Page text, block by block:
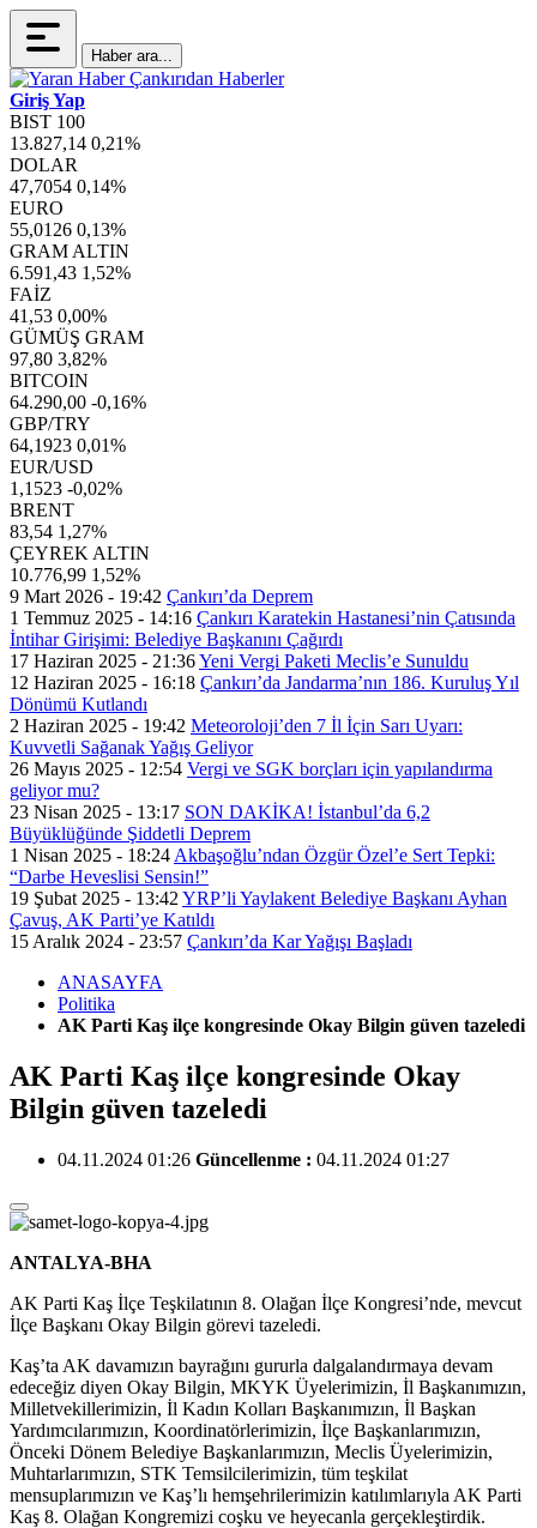
Haber ara...
Giriş Yap
BIST 100
13.827,14 0,21%
DOLAR
47,7054 0,14%
EURO
55,0126 0,13%
GRAM ALTIN
6.591,43 1,52%
FAİZ
41,53 0,00%
GÜMÜŞ GRAM
97,80 3,82%
BITCOIN
64.290,00 -0,16%
GBP/TRY
64,1923 0,01%
EUR/USD
1,1523 -0,02%
BRENT
83,54 1,27%
ÇEYREK ALTIN
10.776,99 1,52%
9 Mart 2026 - 19:42 Çankırı’da Deprem
1 Temmuz 2025 - 14:16 Çankırı Karatekin Hastanesi’nin Çatısında
İntihar Girişimi: Belediye Başkanını Çağırdı
17 Haziran 2025 - 21:36Yeni Vergi Paketi Meclis’e Sunuldu
12 Haziran 2025 - 16:18 Çankırı’da Jandarma’nın 186. Kuruluş Yıl
Dönümü Kutlandı
2 Haziran 2025 - 19:42 Meteoroloji’den 7 İl İçin Sarı Uyarı:
Kuvvetli Sağanak Yağış Geliyor
26 Mayıs 2025 - 12:54 Vergi ve SGK borçları için yapılandırma
geliyor mu?
23 Nisan 2025 - 13:17 SON DAKİKA! İstanbul’da 6,2
Büyüklüğünde Şiddetli Deprem
1 Nisan 2025 - 18:24 Akbaşoğlu’ndan Özgür Özel’e Sert Tepki:
“Darbe Heveslisi Sensin!”
19 Şubat 2025 - 13:42 YRP’li Yaylakent Belediye Başkanı Ayhan
Çavuş, AK Parti’ye Katıldı
15 Aralık 2024 - 23:57 Çankırı’da Kar Yağışı Başladı
ANASAYFA
Politika
AK Parti Kaş ilçe kongresinde Okay Bilgin güven tazeledi
AK Parti Kaş ilçe kongresinde Okay
Bilgin güven tazeledi
04.11.2024 01:26 Güncellenme : 04.11.2024 01:27
ANTALYA-BHA
AK Parti Kaş İlçe Teşkilatının 8. Olağan İlçe Kongresi’nde, mevcut
İlçe Başkanı Okay Bilgin görevi tazeledi.
Kaş’ta AK davamızın bayrağını gururla dalgalandırmaya devam
edeceğiz diyen Okay Bilgin, MKYK Üyelerimizin, İl Başkanımızın,
Milletvekillerimizin, İl Kadın Kolları Başkanımızın, İl Başkan
Yardımcılarımızın, Koordinatörlerimizin, İlçe Başkanlarımızın,
Önceki Dönem Belediye Başkanlarımızın, Meclis Üyelerimizin,
Muhtarlarımızın, STK Temsilcilerimizin, tüm teşkilat
mensuplarımızın ve Kaş’lı hemşehrilerimizin katılımlarıyla AK Parti
Kaş 8. Olağan Kongremizi coşku ve heyecanla gerçekleştirdik.